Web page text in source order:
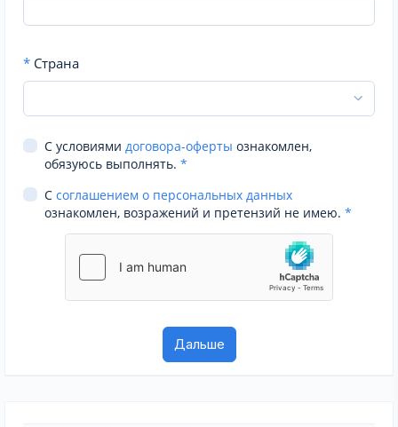
* Страна
С условиями договора-оферты ознакомлен,
обязуюсь выполнять. *
С соглашением о персональных данных
ознакомлен, возражений и претензий не имею. *